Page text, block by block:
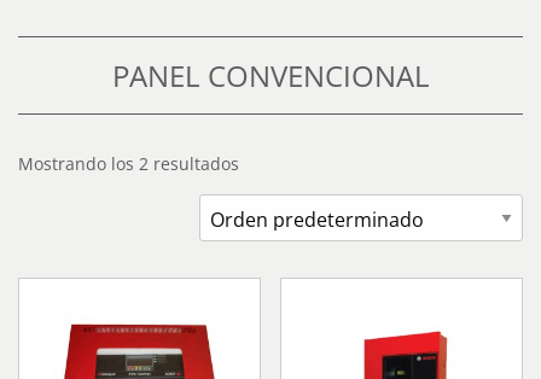
PANEL CONVENCIONAL
Mostrando los 2 resultados